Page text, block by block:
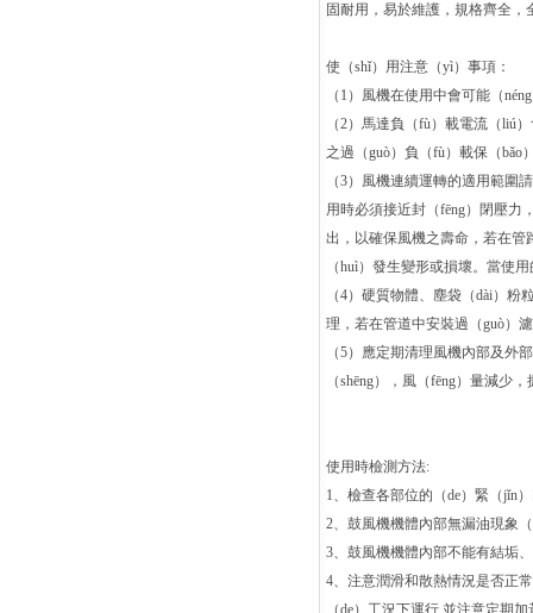
固耐用，易於維護，規格齊全，
使（shǐ）用注意（yì）事項：
（1）風機在使用中會可能（
（2）馬達負（fù）載電流（liú
之過（guò）負（fù）載保（
（3）風機連續運轉的適用範
用時必須接近封（fēng）閉壓力
出，以確保風機之壽命，若在管
（huì）發生變形或損壞。當使
（4）硬質物體、塵袋（dài）
理，若在管道中安裝過（guò）
（5）應定期清理風機內部及外
（shēng），風（fēng）量減少
使用時檢測方法:
1、檢查各部位的（de）緊（jǐn
2、鼓風機機體內部無漏油現象
3、鼓風機機體內部不能有結垢
4、注意潤滑和散熱情況是否正
（de）工況下運行,並注意定期加